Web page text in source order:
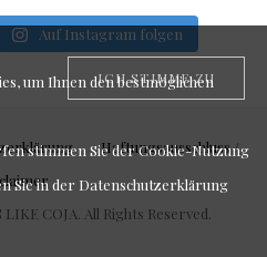
Auf Instagram folgen
Haftungsausschluss /
COJA. All Rights Reserved.
ICH STIMME ZU
um Ihnen den bestmöglichen
stimmen Sie der Cookie-Nutzung
Sie in der Datenschutzerklärung